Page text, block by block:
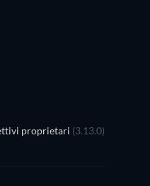
proprietari (3.13.0)